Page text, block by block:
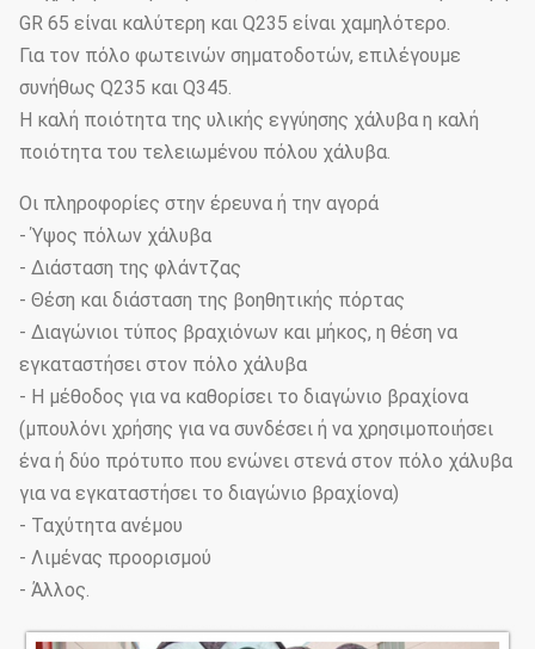
GR 65 είναι καλύτερη και Q235 είναι χαμηλότερο.
Για τον πόλο φωτεινών σηματοδοτών, επιλέγουμε
συνήθως Q235 και Q345.
Η καλή ποιότητα της υλικής εγγύησης χάλυβα η καλή
ποιότητα του τελειωμένου πόλου χάλυβα.
Οι πληροφορίες στην έρευνα ή την αγορά
- Ύψος πόλων χάλυβα
- Διάσταση της φλάντζας
- Θέση και διάσταση της βοηθητικής πόρτας
- Διαγώνιοι τύπος βραχιόνων και μήκος, η θέση να
εγκαταστήσει στον πόλο χάλυβα
- Η μέθοδος για να καθορίσει το διαγώνιο βραχίονα
(μπουλόνι χρήσης για να συνδέσει ή να χρησιμοποιήσει
ένα ή δύο πρότυπο που ενώνει στενά στον πόλο χάλυβα
για να εγκαταστήσει το διαγώνιο βραχίονα)
- Ταχύτητα ανέμου
- Λιμένας προορισμού
- Άλλος.